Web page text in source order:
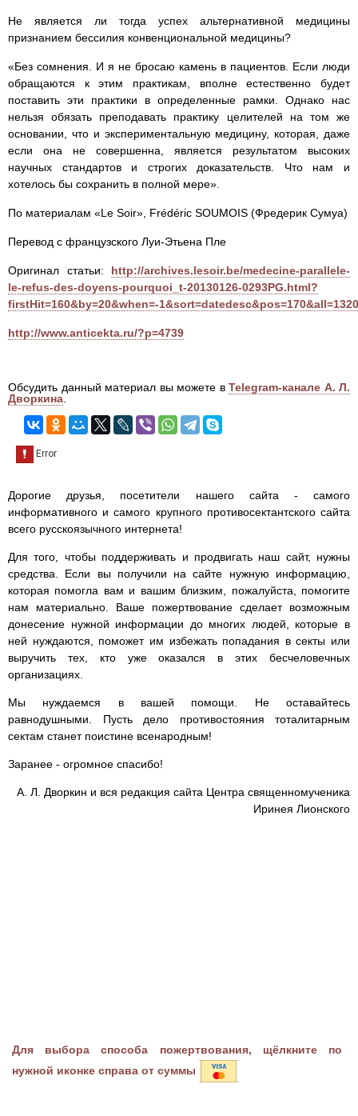
Не является ли тогда успех альтернативной медицины
признанием бессилия конвенциональной медицины?
«Без сомнения. И я не бросаю камень в пациентов. Если люди
обращаются к этим практикам, вполне естественно будет
поставить эти практики в определенные рамки. Однако нас
нельзя обязать преподавать практику целителей на том же
основании, что и экспериментальную медицину, которая, даже
если она не совершенна, является результатом высоких
научных стандартов и строгих доказательств. Что нам и
хотелось бы сохранить в полной мере».
По материалам «Le Soir», Frédéric SOUMOIS (Фредерик Сумуа)
Перевод с французского Луи-Этьена Пле
Оригинал статьи: http://archives.lesoir.be/medecine-parallele-
le-refus-des-doyens-pourquoi_t-20130126-0293PG.html?
firstHit=160&by=20&when=-
http://www.anticekta.ru/?p=4739
Обсудить данный материал вы можете в Telegram-канале А. Л.
Дворкина
Дорогие друзья, посетители нашего сайта - самого
информативного и самого крупного противосектантского сайта
всего русскоязычного интернета!
Для того, чтобы поддерживать и продвигать наш сайт, нужны
средства. Если вы получили на сайте нужную информацию,
которая помогла вам и вашим близким, пожалуйста, помогите
нам материально. Ваше пожертвование сделает возможным
донесение нужной информации до многих людей, которые в
ней нуждаются, поможет им избежать попадания в секты или
выручить тех, кто уже оказался в этих бесчеловечных
организациях.
Мы нуждаемся в вашей помощи. Не оставайтесь
равнодушными. Пусть дело противостояния тоталитарным
сектам станет поистине всенародным!
Заранее - огромное спасибо!
А. Л. Дворкин и вся редакция сайта Центра священномученика
Иринея Лионского
Для выбора способа пожертвования, щёлкните по
нужной иконке справа от суммы